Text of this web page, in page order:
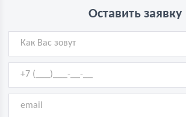
Оставить заявку